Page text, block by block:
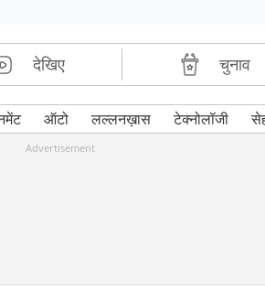
देखिए चुनाव
ऑटो लल्लनख़ास टेक्नोलॉजी
Advertisement